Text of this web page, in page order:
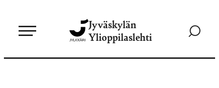
sisältöön
Jyväskylän
Ylioppilaslehti
Siirry